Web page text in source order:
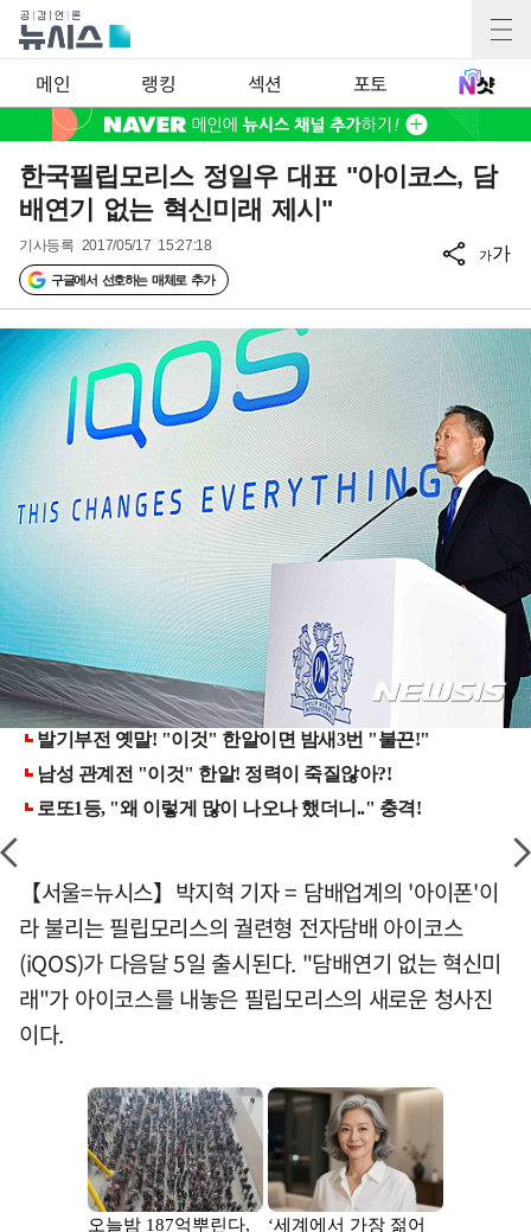
메인 랭킹 섹션 포토
한국필립모리스 정일우 대표 "아이코스, 담
배연기 없는 혁신미래 제시"
기사등록 2017/05/17 15:27:18
구글에서 선호하는 매체로 추가
가가
【서울=뉴시스】박지혁 기자 = 담배업계의 '아이폰'이
라 불리는 필립모리스의 궐련형 전자담배 아이코스
(iQOS)가 다음달 5일 출시된다. "담배연기 없는 혁신미
래"가 아이코스를 내놓은 필립모리스의 새로운 청사진
이다.